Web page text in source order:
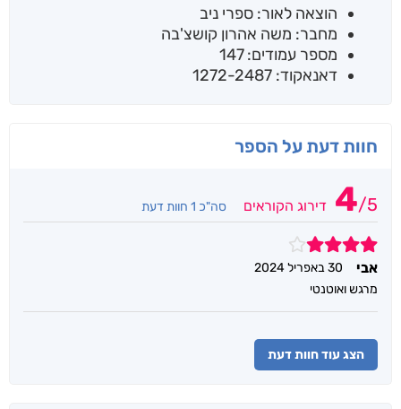
הוצאה לאור: ספרי ניב
מחבר: משה אהרון קושצ'בה
מספר עמודים: 147
דאנאקוד: 1272-2487
חוות דעת על הספר
4/5 דירוג הקוראים סה"כ 1 חוות דעת
4
אבי
30 באפריל 2024
מרגש ואוטנטי
הצג עוד חוות דעת